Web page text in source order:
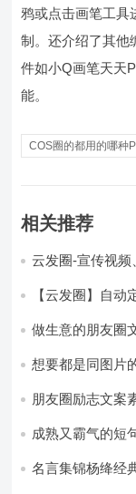
鸦或点击画笔工具
制。还介绍了其他
件如小Q画笔天天
能。
COS圈的都用的哪种
相关推荐
云发圈-宣传视频
【云发圈】自动
做生意的朋友圈
想要都是同图片
片-如果想要图片
朋友圈励志文案
成熟又霸气的短
名言集锦杨绛经